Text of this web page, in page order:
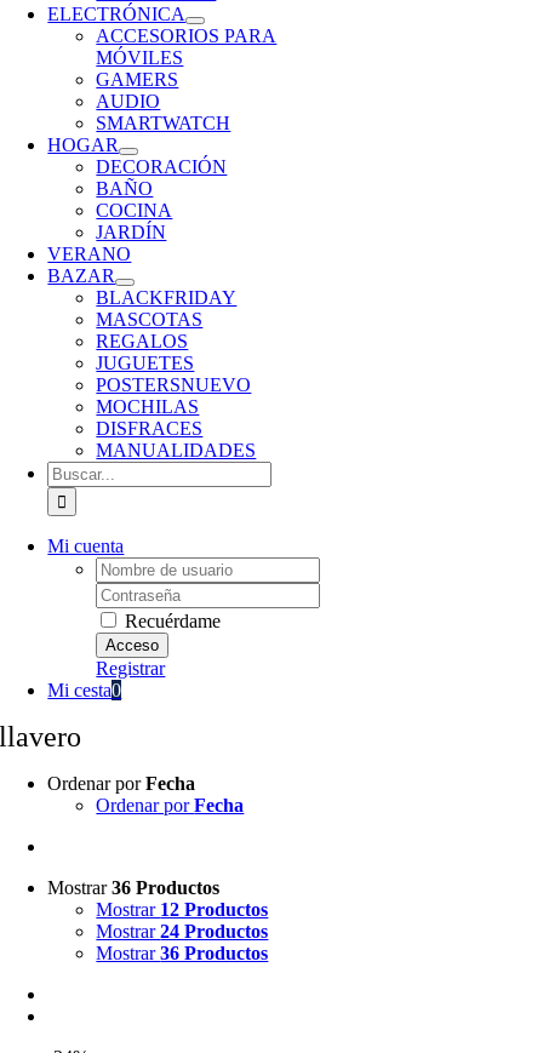
ELECTRÓNICA
ACCESORIOS PARA
MÓVILES
GAMERS
AUDIO
SMARTWATCH
HOGAR
DECORACIÓN
BAÑO
COCINA
JARDÍN
VERANO
BAZAR
BLACKFRIDAY
MASCOTAS
REGALOS
JUGUETES
POSTERSNUEVO
MOCHILAS
DISFRACES
MANUALIDADES
Buscar:
Mi cuenta
Username:
Password:
Recuérdame
Registrar
Mi cesta0
llavero
Ordenar porFecha
Ordenar porFecha
Mostrar36 Productos
Mostrar 12 Productos
Mostrar24 Productos
Mostrar36 Productos